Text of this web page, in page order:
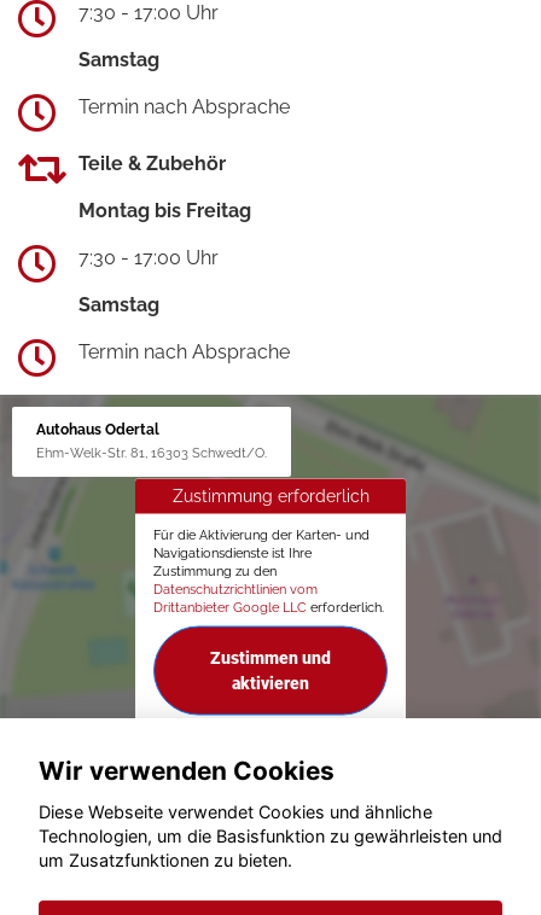
7:30 - 17:00 Uhr
Samstag
Termin nach Absprache
Teile & Zubehör
Montag bis Freitag
7:30 - 17:00 Uhr
Samstag
Termin nach Absprache
Autohaus Odertal
Ehm-Welk-Str. 81, 16303 Schwedt/O.
Zustimmung erforderlich
Für die Aktivierung der Karten- und
Navigationsdienste ist Ihre
Zustimmung zu den
Datenschutzrichtlinien vom
Drittanbieter Google LLC erforderlich.
Zustimmen und
aktivieren
© konjunkturmotor.de GmbH 2020 - 2026
Wir verwenden Cookies
Diese Webseite verwendet Cookies und ähnliche
Technologien, um die Basisfunktion zu gewährleisten und
um Zusatzfunktionen zu bieten.